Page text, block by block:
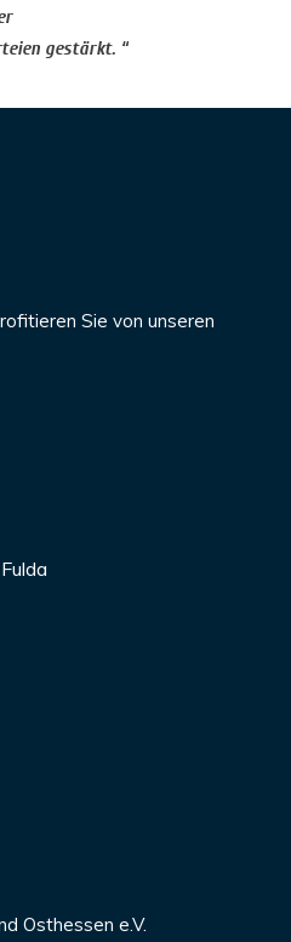
gestärkt. “
Sie von unseren
Osthessen e.V.